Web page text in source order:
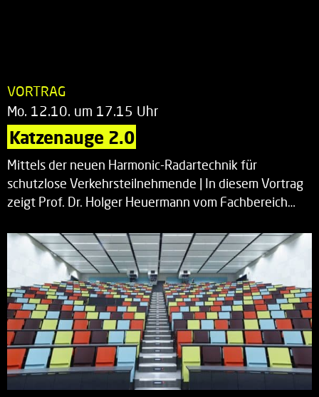
VORTRAG
Mo. 12.10. um 17.15 Uhr
Katzenauge 2.0
Mittels der neuen Harmonic-Radartechnik für
schutzlose Verkehrsteilnehmende | In diesem Vortrag
zeigt Prof. Dr. Holger Heuermann vom Fachbereich…